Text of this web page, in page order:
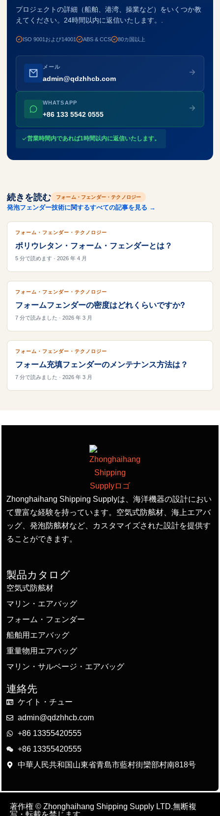
プロジェクトの詳細（船舶、港湾、操業など）をいくつか教
えてください。24時間以内に返信いたします。.
ISO 9001および14001 ABS & CCS 80カ国以上
メール
admin@qdzhhcb.com
WHATSAPP
+86 133 5542 0555
営業時間内であれば1時間以内に返信いたします。
続きを読む フォーム・フェンダー・テクノロジー
発泡フェンダー技術に関するすべての記事を見る →
フォーム・フェンダー・テクノロジー
ポリウレタン・フォーム・フェンダーとは？
5 分で読めます · 2026 年 4 月
フォーム・フェンダー・テクノロジー
フォームフェンダーの密度はどれくらいですか?
7 分で読みました · 2026 年 3 月
フォーム・フェンダー・テクノロジー
フォーム充填フェンダーのメンテナンス方法は？
7 分で読みました · 2026 年 3 月
Zhonghaihang Shipping Supplyは、海洋機器の設計におい
て豊富な経験を持っています。空気式防舷材、海上エアバ
ッグ、発泡防舷材など、カスタマイズされた設計を提供す
ることができます。
製品カタログ
空気式防舷材
マリン・エアバッグ
フォーム・フェンダー
船舶用エアバッグ
重量物用エアバッグ
マリン・サルベージ・エアバッグ
連絡先
ケイト・チュー
admin@qdzhhcb.com
+86 13355420555
+86 13355420555
中華人民共和国山東省青島市藍村街欒部村南818号
著作権 © Zhonghaihang Shipping Supply LTD.無断複
写・転載を禁じます。